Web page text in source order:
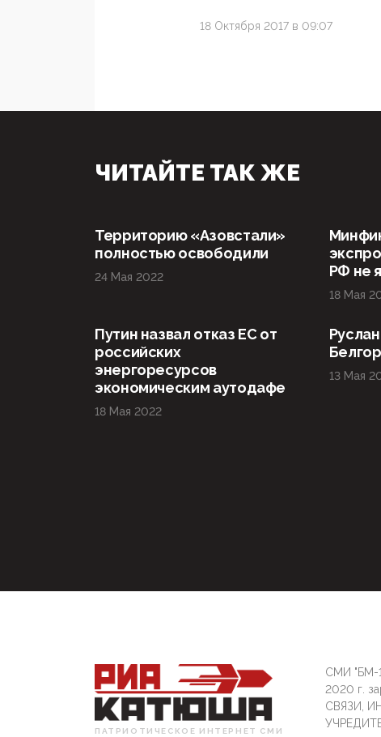
18 Октября 2017 в 09:07
ЧИТАЙТЕ ТАК ЖЕ
Территорию «Азовстали»
полностью освободили
24 Мая 2022
РФ не
18 Мая
Путин назвал отказ ЕС от
российских
энергоресурсов
экономическим аутодафе
18 Мая 2022
13 Мая
ПАТРИОТИЧЕСКОЕ ИНТЕРНЕТ СМИ
СМИ "БМ-
2020 г.
СВЯЗИ,